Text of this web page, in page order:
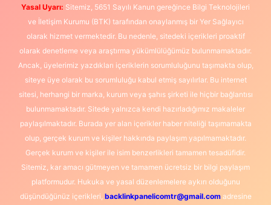
Yasal Uyarı: Sitemiz, 5651 Sayılı Kanun gereğince Bilgi Teknolojileri
ve İletişim Kurumu (BTK) tarafından onaylanmış bir Yer Sağlayıcı
olarak hizmet vermektedir. Bu nedenle, sitedeki içerikleri proaktif
olarak denetleme veya araştırma yükümlülüğümüz bulunmamaktadır.
Ancak, üyelerimiz yazdıkları içeriklerin sorumluluğunu taşımakta olup,
siteye üye olarak bu sorumluluğu kabul etmiş sayılırlar. Bu internet
sitesi, herhangi bir marka, kurum veya şahıs şirketi ile hiçbir bağlantısı
bulunmamaktadır. Sitede yalnızca kendi hazırladığımız makaleler
paylaşılmaktadır. Burada yer alan içerikler haber niteliği taşımamakta
olup, gerçek kurum ve kişiler hakkında paylaşım yapılmamaktadır.
Gerçek kurum ve kişiler ile isim benzerlikleri tamamen tesadüfidir.
Sitemiz, kar amacı gütmeyen ve tamamen ücretsiz bir bilgi paylaşım
platformudur. Hukuka ve yasal düzenlemelere aykırı olduğunu
düşündüğünüz içerikleri, backlinkpanelicomtr@gmail.comadresine